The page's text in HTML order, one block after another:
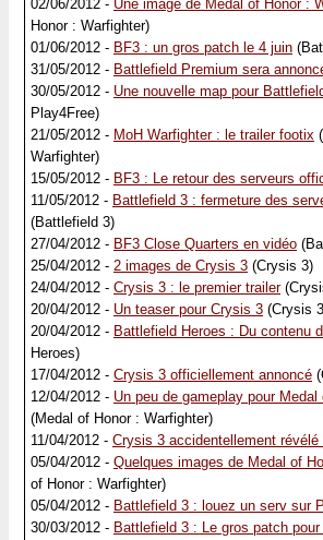
02/06/2012 - Une image de Medal of Honor :
Honor : Warfighter)
01/06/2012 - BF3 : un gros patch le 4 juin
31/05/2012 - Battlefield Premium sera
30/05/2012 - Une nouvelle map pour
Play4Free)
21/05/2012 - MoH Warfighter : le trailer footix
Warfighter)
15/05/2012 - BF3 : Le retour des serveurs
11/05/2012 - Battlefield 3 : fermeture des
(Battlefield 3)
27/04/2012 - BF3 Close Quarters en vidéo
25/04/2012 - 2 images de Crysis 3 (Crysis 3)
24/04/2012 - Crysis 3 : le premier trailer
20/04/2012 - Un teaser pour Crysis 3 (Crysis
20/04/2012 - Battlefield Heroes : Du contenu
Heroes)
17/04/2012 - Crysis 3 officiellement annoncé
12/04/2012 - Un peu de gameplay pour
(Medal of Honor : Warfighter)
11/04/2012 - Crysis 3 accidentellement révélé
05/04/2012 - Quelques images de Medal of
of Honor : Warfighter)
05/04/2012 - Battlefield 3 : louez un serv sur
30/03/2012 - Battlefield 3 : Le gros patch